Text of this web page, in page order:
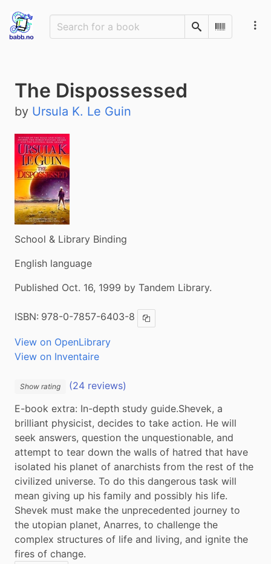
SearchScan
The Dispossessed
by Ursula K. Le Guin
School & Library Binding
English language
Published Oct. 16, 1999 by Tandem Library.
ISBN: 978-0-7857-6403-8 Copy ISBN
View on OpenLibrary
View on Inventaire
Show rating
(24 reviews)
E-book extra: In-depth study guide.Shevek, a
brilliant physicist, decides to take action. He will
seek answers, question the unquestionable, and
attempt to tear down the walls of hatred that have
isolated his planet of anarchists from the rest of the
civilized universe. To do this dangerous task will
mean giving up his family and possibly his life.
Shevek must make the unprecedented journey to
the utopian planet, Anarres, to challenge the
complex structures of life and living, and ignite the
fires of change.